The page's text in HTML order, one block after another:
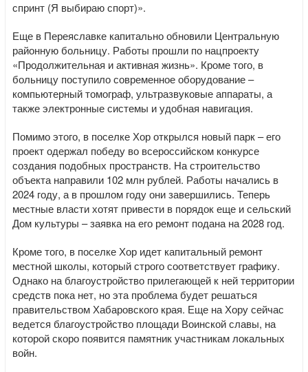
спринт (Я выбираю спорт)».
Еще в Переяславке капитально обновили Центральную
районную больницу. Работы прошли по нацпроекту
«Продолжительная и активная жизнь». Кроме того, в
больницу поступило современное оборудование –
компьютерный томограф, ультразвуковые аппараты, а
также электронные системы и удобная навигация.
Помимо этого, в поселке Хор открылся новый парк – его
проект одержал победу во всероссийском конкурсе
создания подобных пространств. На строительство
объекта направили 102 млн рублей. Работы начались в
2024 году, а в прошлом году они завершились. Теперь
местные власти хотят привести в порядок еще и сельский
Дом культуры – заявка на его ремонт подана на 2028 год.
Кроме того, в поселке Хор идет капитальный ремонт
местной школы, который строго соответствует графику.
Однако на благоустройство прилегающей к ней территории
средств пока нет, но эта проблема будет решаться
правительством Хабаровского края. Еще на Хору сейчас
ведется благоустройство площади Воинской славы, на
которой скоро появится памятник участникам локальных
войн.